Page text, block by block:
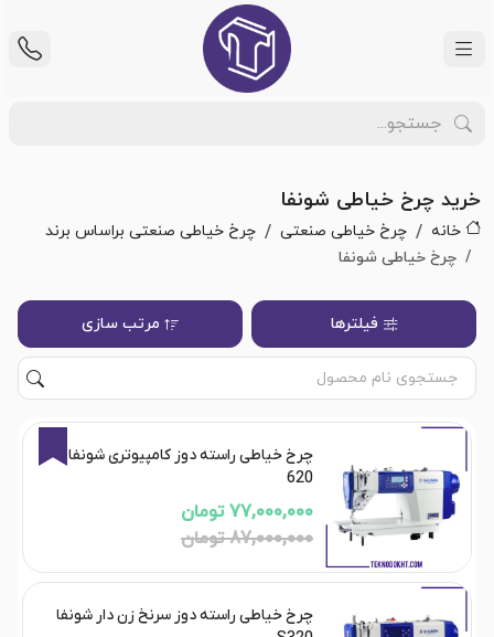
خرید چرخ خیاطی شونفا
خانه چرخ خیاطی صنعتی
چرخ خیاطی صنعتی براساس برند
چرخ خیاطی شونفا
فیلترها مرتب سازی
11%
چرخ خیاطی راسته دوز کامپیوتری شونفا
620
77,000,000 تومان
87,000,000 تومان
چرخ خیاطی راسته دوز سرنخ زن دار شونفا